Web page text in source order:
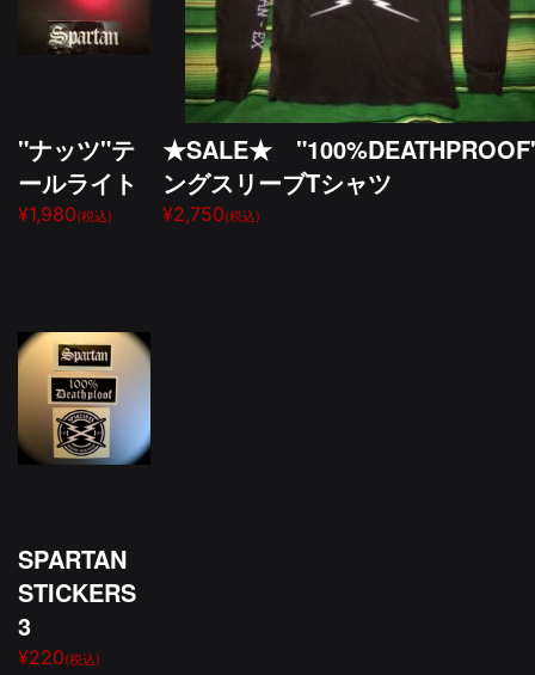
"ナッツ"テ
ールライト
¥1,980(税込)
★SALE★
ングスリーブTシャツ
¥2,750(税込)
SPARTAN
STICKERS
3
¥220(税込)